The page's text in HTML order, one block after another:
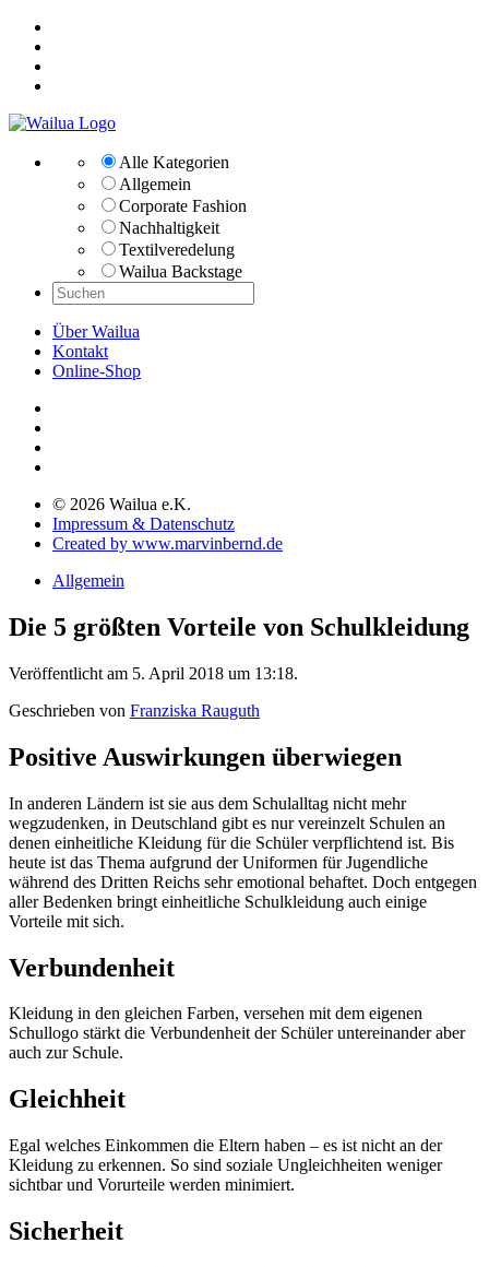
Alle Kategorien
Allgemein
Corporate Fashion
Nachhaltigkeit
Textilveredelung
Wailua Backstage
Über Wailua
Kontakt
Online-Shop
© 2026 Wailua e.K.
Impressum & Datenschutz
Created by www.marvinbernd.de
Allgemein
Die 5 größten Vorteile von Schulkleidung
Veröffentlicht am 5. April 2018 um 13:18.
Geschrieben von Franziska Rauguth
Positive Auswirkungen überwiegen
In anderen Ländern ist sie aus dem Schulalltag nicht mehr
wegzudenken, in Deutschland gibt es nur vereinzelt Schulen an
denen einheitliche Kleidung für die Schüler verpflichtend ist. Bis
heute ist das Thema aufgrund der Uniformen für Jugendliche
während des Dritten Reichs sehr emotional behaftet. Doch entgegen
aller Bedenken bringt einheitliche Schulkleidung auch einige
Vorteile mit sich.
Verbundenheit
Kleidung in den gleichen Farben, versehen mit dem eigenen
Schullogo stärkt die Verbundenheit der Schüler untereinander aber
auch zur Schule.
Gleichheit
Egal welches Einkommen die Eltern haben – es ist nicht an der
Kleidung zu erkennen. So sind soziale Ungleichheiten weniger
sichtbar und Vorurteile werden minimiert.
Sicherheit